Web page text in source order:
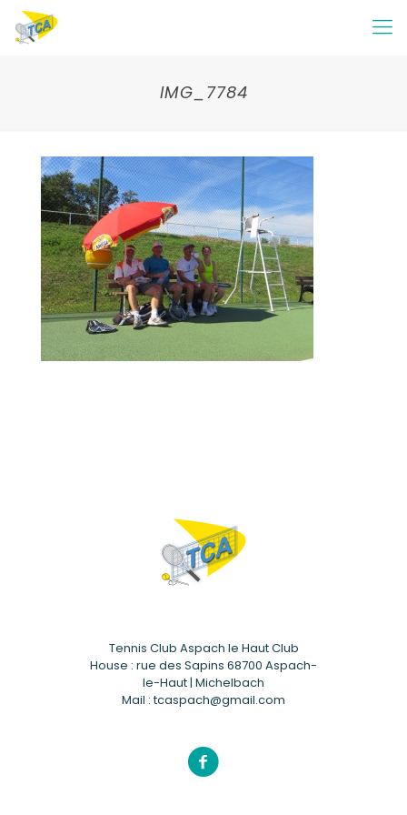
IMG_7784
Tennis Club Aspach le Haut Club
House : rue des Sapins 68700 Aspach-
le-Haut | Michelbach
Mail : tcaspach@gmail.com